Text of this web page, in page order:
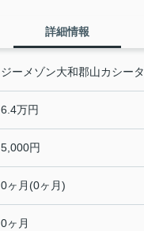
詳細情報
ジーメゾン大和郡山カシータ
6.4万円
5,000円
0ヶ月(0ヶ月)
0ヶ月